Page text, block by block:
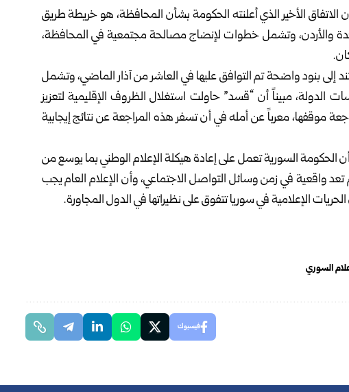
الأخير الذي أعلنته الحكومة بشأن المحافظة، هو خريطة طريق
والأردن، وتشمل خطوات لإنضاج مصالحة مجتمعية في المحافظة،
إلى بنود واضحة تم التوافق عليها في العاشر من آذار الماضي، وتشمل
مبيناً أن “قسد” حاولت استغلال الظروف الإقليمية لتعزيز
موقفها، معرباً عن أمله في أن تسفر هذه المراجعة عن نتائج إيجابية
الحكومة السورية تعمل على إعادة هيكلة الإعلام الوطني بما يوسع من
تعد واقعية في زمن وسائل التواصل الاجتماعي، وأن الإعلام العام يجب
الإعلامية في سوريا تتفوق على نظيراتها في الدول المجاورة.
السوري
فيسبوك